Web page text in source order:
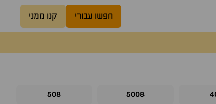
חפשו עבורי קנו ממני
5008
508